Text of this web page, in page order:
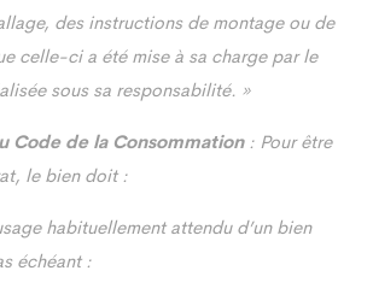
des instructions de montage ou de
celle-ci a été mise à sa charge par le
sous sa responsabilité. »
Code de la Consommation : Pour être
le bien doit :
habituellement attendu d’un bien
échéant :